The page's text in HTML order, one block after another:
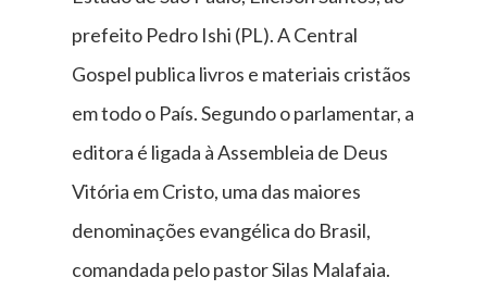
prefeito Pedro Ishi (PL). A Central
Gospel publica livros e materiais cristãos
em todo o País. Segundo o parlamentar, a
editora é ligada à Assembleia de Deus
Vitória em Cristo, uma das maiores
denominações evangélica do Brasil,
comandada pelo pastor Silas Malafaia.